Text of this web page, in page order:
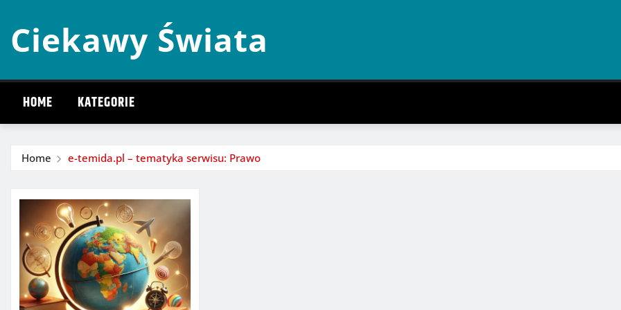
content
Ciekawy Świata
HOME KATEGORIE
Home e-temida.pl – tematyka serwisu: Prawo